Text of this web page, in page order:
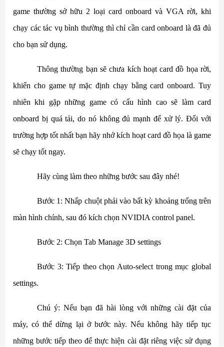
game thường sở hữu 2 loại card onboard và VGA rời, khi
chạy các tác vụ bình thường thì chỉ cần card onboard là đã đủ
cho bạn sử dụng.
Thông thường bạn sẽ chưa kích hoạt card đồ họa rời,
khiến cho game tự mặc định chạy bằng card onboard. Tuy
nhiên khi gặp những game có cấu hình cao sẽ làm card
onboard bị quá tải, do nó không đủ mạnh để xử lý. Đối với
trường hợp tốt nhất bạn hãy nhớ kích hoạt card đồ họa là game
sẽ chạy tốt ngay.
Hãy cùng làm theo những bước sau đây nhé!
Bước 1: Nhấp chuột phải vào bất kỳ khoảng trống trên
màn hình chính, sau đó kích chọn NVIDIA control panel.
Bước 2: Chọn Tab Manage 3D settings
Bước 3: Tiếp theo chọn Auto-select trong mục global
settings.
Chú ý: Nếu bạn đã hài lòng với những cài đặt của
máy, có thể dừng lại ở bước này. Nếu không hãy tiếp tục
những bước tiếp theo để thực hiện cài đặt riêng việc sử dụng